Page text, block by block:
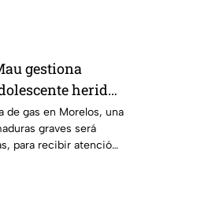
gestiona
herida
de gas en
de gas en Morelos, una
graves será
para recibir atención